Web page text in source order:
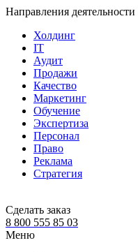
Направления деятельности
Холдинг
IT
Аудит
Продажи
Качество
Маркетинг
Обучение
Экспертиза
Персонал
Право
Реклама
Стратегия
Сделать заказ
8 800 555 85 03
Меню